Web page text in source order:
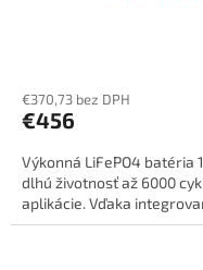
€370,73 bez DPH
€456
Výkonná LiFePO4 batéria
dlhú životnosť až 6000
aplikácie. Vďaka